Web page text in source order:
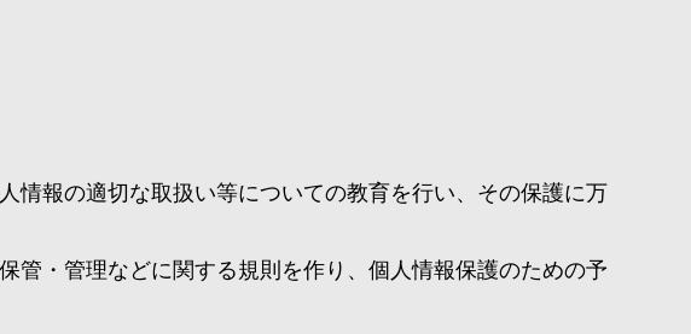
情報の適切な取扱い等についての教育を行い、その保護に万
管・管理などに関する規則を作り、個人情報保護のための予